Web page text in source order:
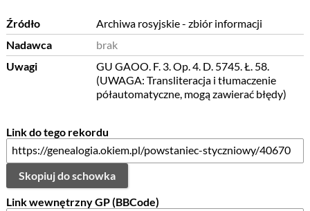
Źródło
Archiwa rosyjskie - zbiór informacji
Nadawca
brak
Uwagi
GU GAOO. F. 3. Op. 4. D. 5745. Ł. 58.
(UWAGA: Transliteracja i tłumaczenie
półautomatyczne, mogą zawierać błędy)
Link do tego rekordu
Skopiuj do schowka
Link wewnętrzny GP (BBCode)